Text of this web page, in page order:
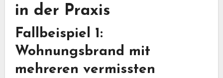
in der Praxis
Fallbeispiel 1:
Wohnungsbrand mit
mehreren vermissten